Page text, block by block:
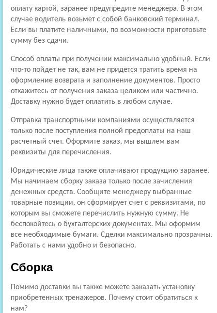
оплату картой, заранее предупредите менеджера. В этом
случае водитель возьмет с собой банковский терминал.
Если вы платите наличными, по возможности приготовьте
сумму без сдачи.
Способ оплаты при получении максимально удобный. Если
что-то пойдет не так, вам не придется тратить время на
оформление возврата и заполнение документов. Просто
откажитесь от получения заказа целиком или частично.
Доставку нужно будет оплатить в любом случае.
Отправка транспортными компаниями осуществляется
только после поступления полной предоплаты на наш
расчетный счет. Оформите заказ, мы вышлем вам
реквизиты для перечисления.
Юридические лица также оплачивают продукцию заранее.
Мы начинаем сборку заказа только после зачисления
денежных средств. Сообщите менеджеру выбранные
товарные позиции, он сформирует счет с реквизитами, по
которым вы сможете перечислить нужную сумму. Не
беспокойтесь о бухгалтерских документах. Мы оформим
все необходимые бумаги. Сделки максимально прозрачны.
Работать с нами удобно и безопасно.
Сборка
Помимо доставки вы также можете заказать установку
приобретенных тренажеров. Почему стоит обратиться к
нам?